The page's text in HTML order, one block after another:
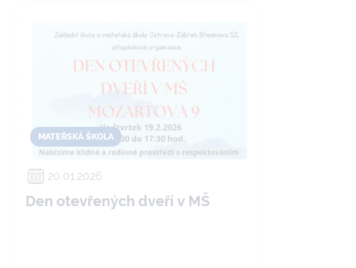
MATEŘSKÁ ŠKOLA
20.01.2026
Den otevřených dveří v MŠ